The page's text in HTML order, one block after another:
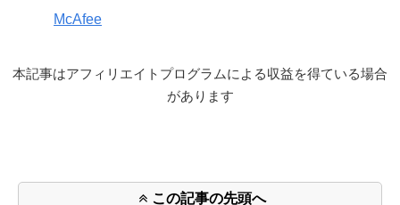
McAfee
本記事はアフィリエイトプログラムによる収益を得ている場合
があります
この記事の先頭へ